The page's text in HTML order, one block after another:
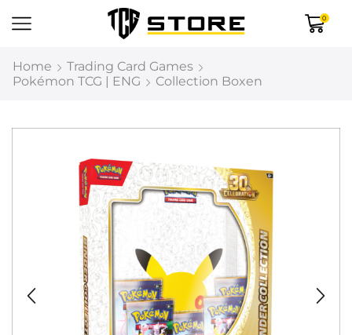
0
Home
Trading Card Games
Pokémon TCG | ENG
Collection Boxen